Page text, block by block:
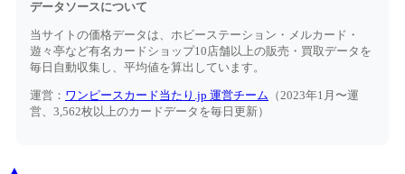
データソースについて
当サイトの価格データは、ホビーステーション・メルカード・
遊々亭など有名カードショップ10店舗以上の販売・買取データを
毎日自動収集し、平均値を算出しています。
運営： ワンピースカード当たり.jp 運営チーム （2023年1月〜運
営、3,562枚以上のカードデータを毎日更新）